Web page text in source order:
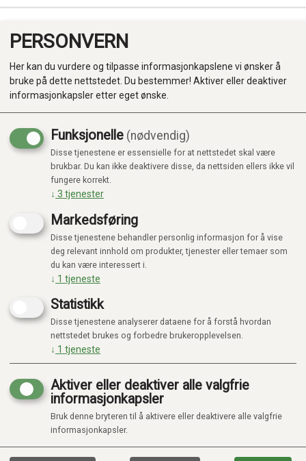
Produkter
Kategorier
Kampanje
PERSONVERN
Her kan du vurdere og tilpasse informasjonkapslene vi ønsker å
bruke på dette nettstedet. Du bestemmer! Aktiver eller deaktiver
informasjonkapsler etter eget ønske.
Funksjonelle (nødvendig)
Disse tjenestene er essensielle for at nettstedet skal være
brukbar. Du kan ikke deaktivere disse, da nettsiden ellers ikke vil
fungere korrekt.
↓ 3 tjenester
Markedsføring
Disse tjenestene behandler personlig informasjon for å vise
deg relevant innhold om produkter, tjenester eller temaer som
du kan være interessert i.
↓ 1 tjeneste
Statistikk
Disse tjenestene analyserer dataene for å forstå hvordan
nettstedet brukes og forbedre brukeropplevelsen.
↓ 1 tjeneste
Aktiver eller deaktiver alle valgfrie
informasjonkapsler
Bruk denne bryteren til å aktivere eller deaktivere alle valgfrie
informasjonkapsler.